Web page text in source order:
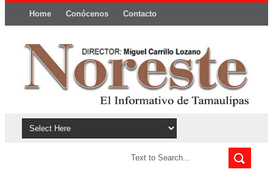
Home Conócenos Contacto